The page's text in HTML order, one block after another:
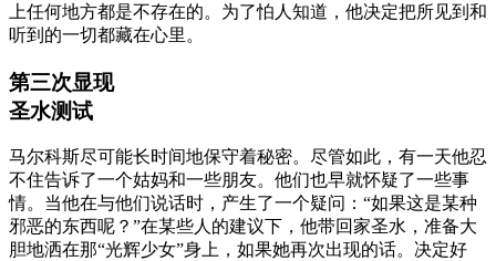
上任何地方都是不存在的。为了怕人知道，他决定把所见到和
听到的一切都藏在心里。
第三次显现
圣水测试
马尔科斯尽可能长时间地保守着秘密。尽管如此，有一天他忍
不住告诉了一个姑妈和一些朋友。他们也早就怀疑了一些事
情。当他在与他们说话时，产生了一个疑问：“如果这是某种
邪恶的东西呢？”在某些人的建议下，他带回家圣水，准备大
胆地洒在那“光辉少女”身上，如果她再次出现的话。决定好